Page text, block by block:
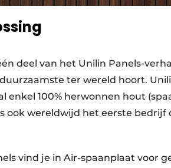
deel van het Unilin Panels-
ter wereld hoort.
enkel 100% herwonnen hout
ook wereldwijd het eerste bedrijf
vind je in Air-spaanplaat voor